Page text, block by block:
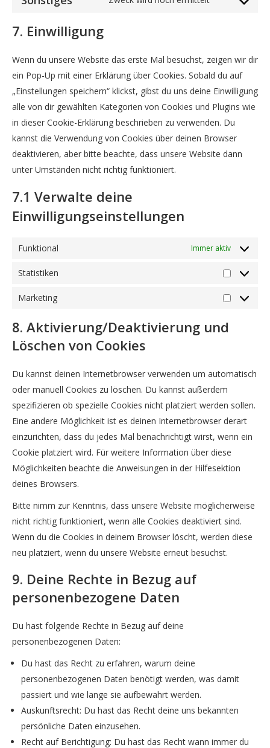
Consent
sonstiges
7. Einwilligung
Wenn du unsere Website das erste Mal besuchst, zeigen wir dir
ein Pop-Up mit einer Erklärung über Cookies. Sobald du auf
„Einstellungen speichern“ klickst, gibst du uns deine Einwilligung
alle von dir gewählten Kategorien von Cookies und Plugins wie
in dieser Cookie-Erklärung beschrieben zu verwenden. Du
kannst die Verwendung von Cookies über deinen Browser
deaktivieren, aber bitte beachte, dass unsere Website dann
unter Umständen nicht richtig funktioniert.
7.1 Verwalte deine
Einwilligungseinstellungen
Funktional Immer aktiv
Statistiken
Statistiken
Marketing
Marketing
8. Aktivierung/Deaktivierung und
Löschen von Cookies
Du kannst deinen Internetbrowser verwenden um automatisch
oder manuell Cookies zu löschen. Du kannst außerdem
spezifizieren ob spezielle Cookies nicht platziert werden sollen.
Eine andere Möglichkeit ist es deinen Internetbrowser derart
einzurichten, dass du jedes Mal benachrichtigt wirst, wenn ein
Cookie platziert wird. Für weitere Information über diese
Möglichkeiten beachte die Anweisungen in der Hilfesektion
deines Browsers.
Bitte nimm zur Kenntnis, dass unsere Website möglicherweise
nicht richtig funktioniert, wenn alle Cookies deaktiviert sind.
Wenn du die Cookies in deinem Browser löscht, werden diese
neu platziert, wenn du unsere Website erneut besuchst.
9. Deine Rechte in Bezug auf
personenbezogene Daten
Du hast folgende Rechte in Bezug auf deine
personenbezogenen Daten:
Du hast das Recht zu erfahren, warum deine
personenbezogenen Daten benötigt werden, was damit
passiert und wie lange sie aufbewahrt werden.
Auskunftsrecht: Du hast das Recht deine uns bekannten
persönliche Daten einzusehen.
Recht auf Berichtigung: Du hast das Recht wann immer du